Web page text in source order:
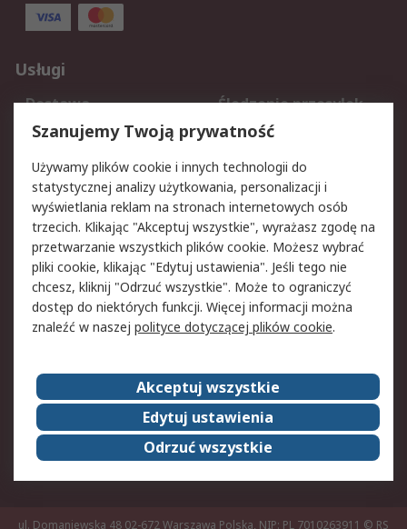
Usługi
Dostawa
Śledzenie przesyłek
Reklamacje i zwroty
Rejestracja
Aspekty prawne
Bezpieczeństwo e-
maila
Polityka dotycząca
plików cookie
Polityka prywatności
Użytkowanie witryny
Zastrzeżenia prawne
Warunki Sprzedaży
Kontakt
O firmie RS
RS na świecie
Kariera
Nagrody dla RS
ESG
ul. Domaniewska 48 02-672 Warszawa Polska, NIP: PL 7010263911 © RS
Szanujemy Twoją prywatność
Używamy plików cookie i innych technologii do
statystycznej analizy użytkowania, personalizacji i
wyświetlania reklam na stronach internetowych osób
trzecich. Klikając "Akceptuj wszystkie", wyrażasz zgodę na
przetwarzanie wszystkich plików cookie. Możesz wybrać
pliki cookie, klikając "Edytuj ustawienia". Jeśli tego nie
chcesz, kliknij "Odrzuć wszystkie". Może to ograniczyć
dostęp do niektórych funkcji. Więcej informacji można
znaleźć w naszej polityce dotyczącej plików cookie.
Akceptuj wszystkie
Edytuj ustawienia
Odrzuć wszystkie